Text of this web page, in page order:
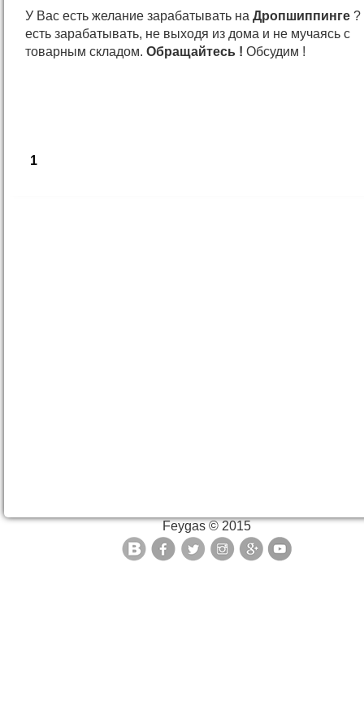
У Вас есть желание зарабатывать на Дропшиппинге ?
есть зарабатывать, не выходя из дома и не мучаясь с
товарным складом. Обращайтесь ! Обсудим !
1
Feygas © 2015